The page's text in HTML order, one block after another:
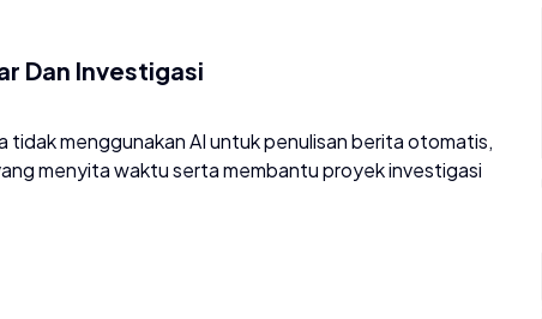
Dan Investigasi
tidak menggunakan AI untuk penulisan berita otomatis,
menyita waktu serta membantu proyek investigasi